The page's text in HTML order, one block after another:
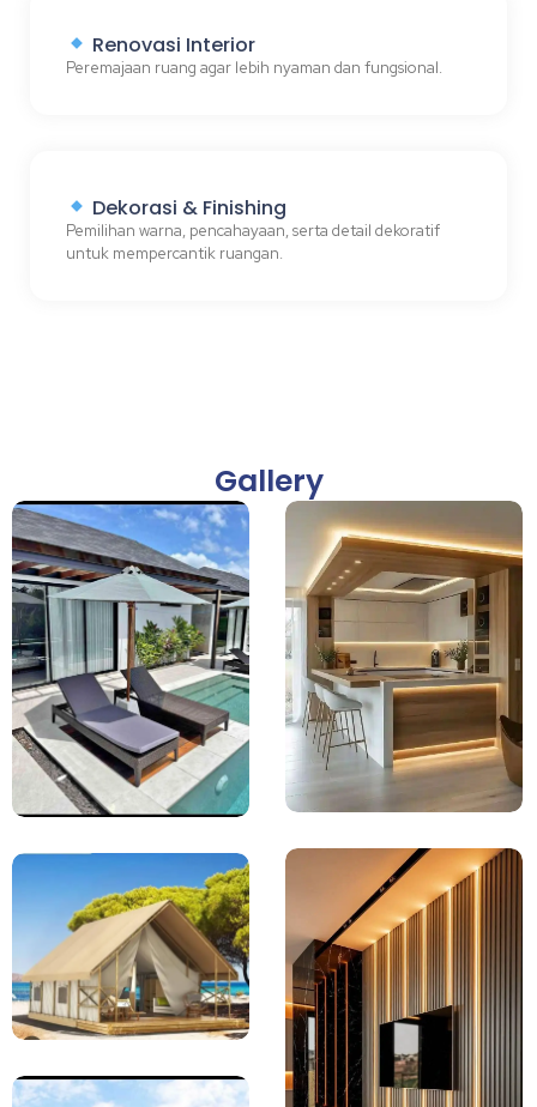
Renovasi Interior
Peremajaan ruang agar lebih nyaman dan fungsional.
Dekorasi & Finishing
Pemilihan warna, pencahayaan, serta detail dekoratif
untuk mempercantik ruangan.
Gallery